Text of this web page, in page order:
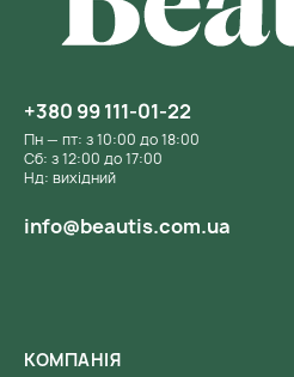
КОМПАНІЯ
+380 99 111-01-22
Пн — пт: з 10:00 до 18:00
Сб: з 12:00 до 17:00
Нд: вихідний
info@beautis.com.ua